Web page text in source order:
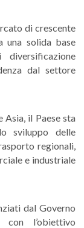
di crescente
una solida base
dal settore
il Paese sta
sviluppo delle
regionali,
e industriale
dal Governo
l’obiettivo